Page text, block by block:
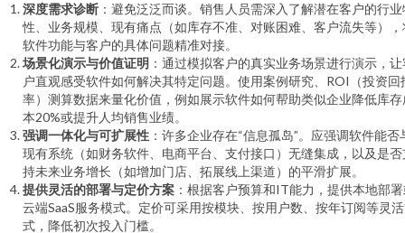
深度需求诊断 ：避免泛泛而谈。销售人员需深入了解潜在客户的行业
性、业务规模、现有痛点（如库存不准、对账困难、客户流失等），
软件功能与客户的具体问题精准对接。
场景化演示与价值证明 ：通过模拟客户的真实业务场景进行演示，
户直观感受软件如何解决其特定问题。使用案例研究、ROI（投资回
率）测算数据来量化价值，例如展示软件如何帮助类似企业降低库存
本20%或提升人均销售业绩。
强调一体化与可扩展性 ：许多企业存在“信息孤岛”。应强调软件能否
现有系统（如财务软件、电商平台、支付接口）无缝集成，以及是否
持未来业务增长（如增加门店、拓展线上渠道）的平滑扩展。
提供灵活的部署与定价方案 ：根据客户预算和IT能力，提供本地部
云端SaaS服务模式。定价可采用按模块、按用户数、按年订阅等灵
式，降低初次投入门槛。